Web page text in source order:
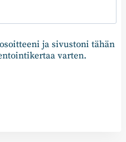
ja sivustoni tähän
varten.